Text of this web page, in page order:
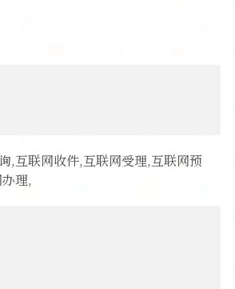
,互联网收件,互联网受理,互联网预
理,